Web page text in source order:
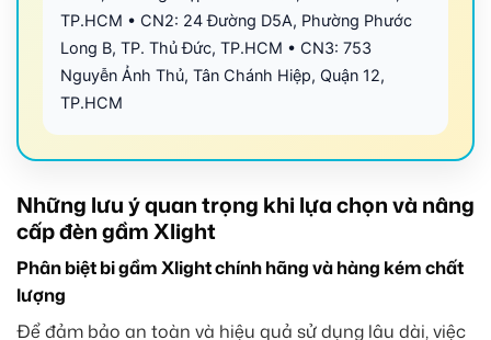
TP.HCM • CN2: 24 Đường D5A, Phường Phước
Long B, TP. Thủ Đức, TP.HCM • CN3: 753
Nguyễn Ảnh Thủ, Tân Chánh Hiệp, Quận 12,
TP.HCM
Những lưu ý quan trọng khi lựa chọn và nâng
cấp đèn gầm Xlight
Phân biệt bi gầm Xlight chính hãng và hàng kém chất
lượng
Để đảm bảo an toàn và hiệu quả sử dụng lâu dài, việc